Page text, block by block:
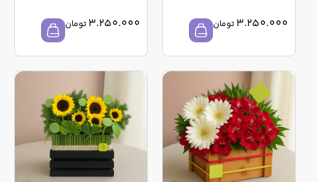
3.250.000 تومان 3.250.000 تومان